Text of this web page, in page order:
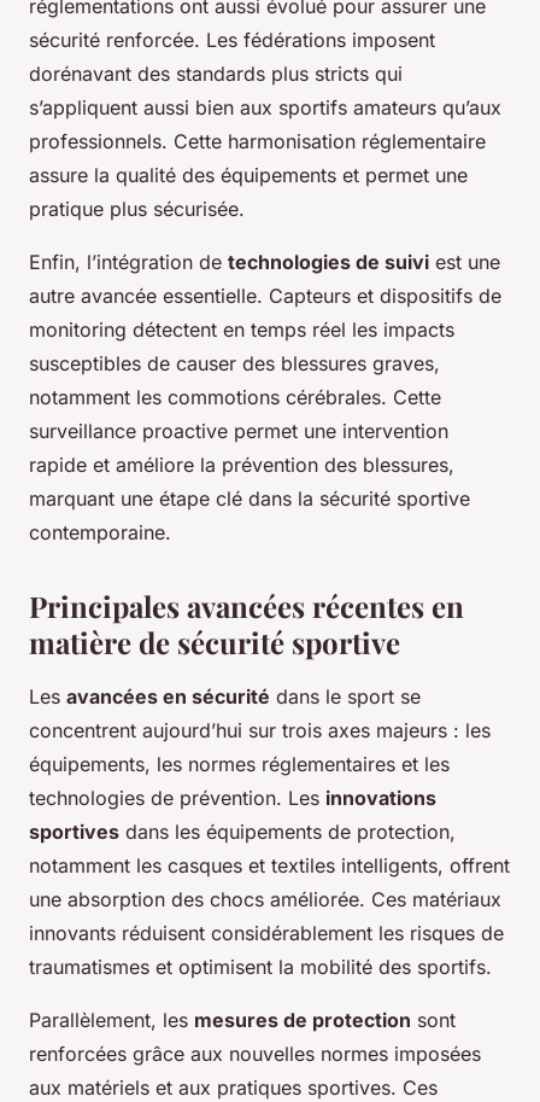
réglementations ont aussi évolué pour assurer une
sécurité renforcée. Les fédérations imposent
dorénavant des standards plus stricts qui
s’appliquent aussi bien aux sportifs amateurs qu’aux
professionnels. Cette harmonisation réglementaire
assure la qualité des équipements et permet une
pratique plus sécurisée.
Enfin, l’intégration de technologies de suivi est une
autre avancée essentielle. Capteurs et dispositifs de
monitoring détectent en temps réel les impacts
susceptibles de causer des blessures graves,
notamment les commotions cérébrales. Cette
surveillance proactive permet une intervention
rapide et améliore la prévention des blessures,
marquant une étape clé dans la sécurité sportive
contemporaine.
Principales avancées récentes en
matière de sécurité sportive
Les avancées en sécurité dans le sport se
concentrent aujourd’hui sur trois axes majeurs : les
équipements, les normes réglementaires et les
technologies de prévention. Les innovations
sportives dans les équipements de protection,
notamment les casques et textiles intelligents, offrent
une absorption des chocs améliorée. Ces matériaux
innovants réduisent considérablement les risques de
traumatismes et optimisent la mobilité des sportifs.
Parallèlement, les mesures de protection sont
renforcées grâce aux nouvelles normes imposées
aux matériels et aux pratiques sportives. Ces